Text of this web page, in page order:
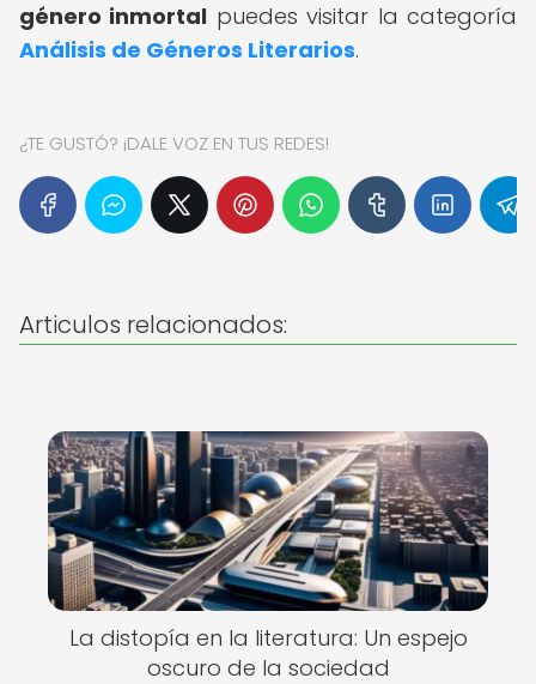
género inmortal puedes visitar la categoría
Análisis de Géneros Literarios.
¿TE GUSTÓ? ¡DALE VOZ EN TUS REDES!
Articulos relacionados:
La distopía en la literatura: Un espejo
oscuro de la sociedad